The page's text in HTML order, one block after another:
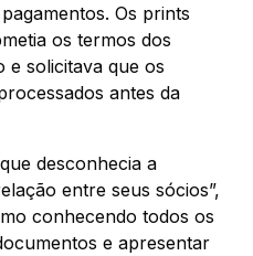
Os prints
os termos dos
solicitava que os
antes da
desconhecia a
entre seus sócios”,
conhecendo todos os
e apresentar